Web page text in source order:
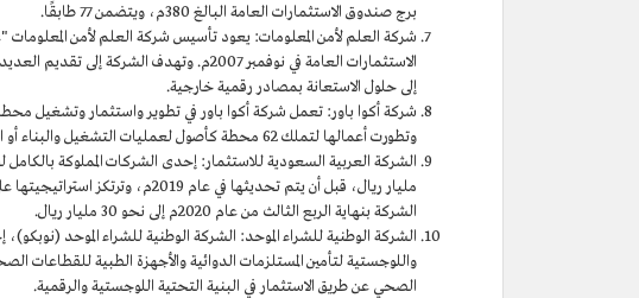
برج صندوق الاستثمارات العامة البالغ 380م، ويتضمن 77 طابقًا.
الاستثمارات العامة في نوفمبر 2007م. وتهدف
إلى حلول الاستعانة بمصادر رقمية خارجية.
وتطورت أعمالها لتملك 62 محطة كأصول لعمليات التشغيل والبناء أو التطوير المتقدم في 13 دولة، بمجموع موظفين يفوق 3,500 موظف.
مليار ريال، قبل أن يتم تحديثها في
الشركة بنهاية الربع الثالث من عام 2020م إلى نحو 30 مليار ريال.
الشركة الوطنية للشراء الموحد: الشركة الوطنية للشراء الموحد
واللوجستية لتأمين المستلزمات الدوائية والأجهزة الطبية للقطاعات
الصحي عن طريق الاستثمار في البنية التحتية اللوجستية والرقمية.